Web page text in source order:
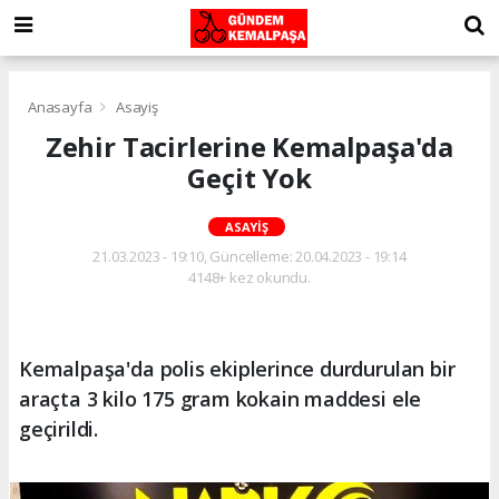
Anasayfa Asayiş
Zehir Tacirlerine Kemalpaşa'da
Geçit Yok
ASAYIŞ
21.03.2023 - 19:10, Güncelleme: 20.04.2023 - 19:14
4148+ kez okundu.
Kemalpaşa'da polis ekiplerince durdurulan bir
araçta 3 kilo 175 gram kokain maddesi ele
geçirildi.